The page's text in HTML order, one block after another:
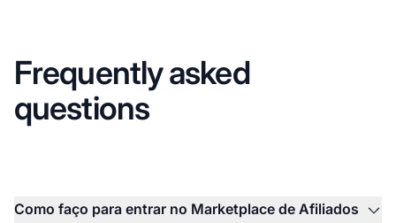
Frequently asked
questions
Como faço para entrar no Marketplace de Afiliados